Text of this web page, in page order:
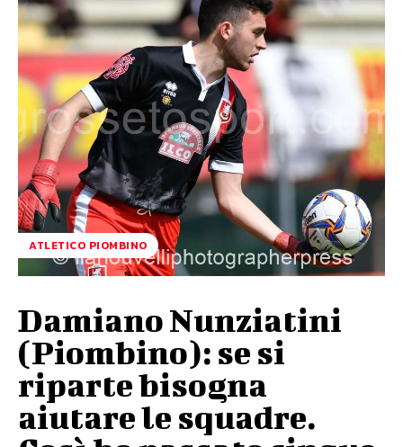
ATLETICO PIOMBINO
Damiano Nunziatini
(Piombino): se si
riparte bisogna
aiutare le squadre.